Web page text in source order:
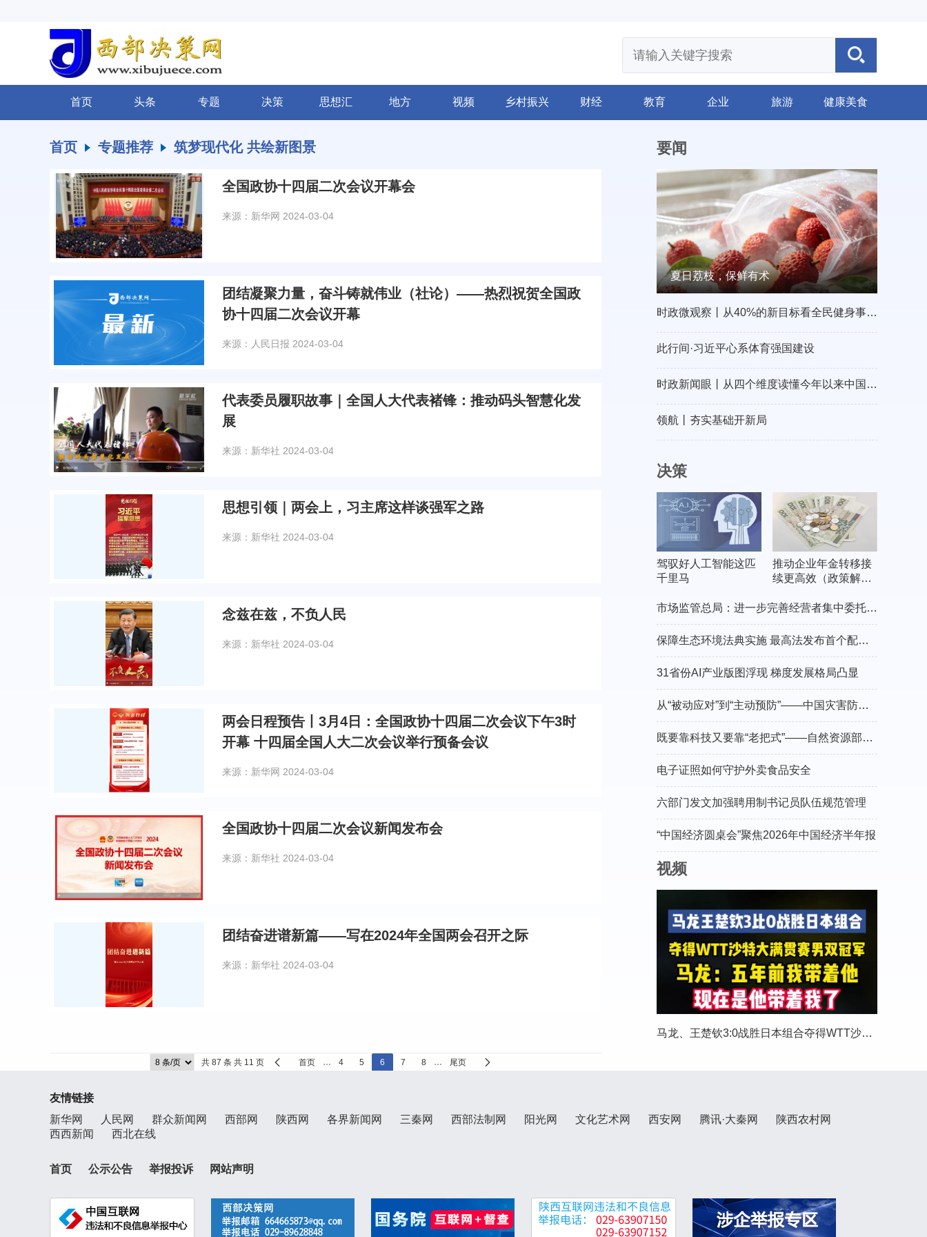
首页 头条 专题 决策 思想汇 地方 视频 乡村振兴 财经 教育 企业 旅游 健康美食
首页 专题推荐 筑梦现代化 共绘新图景
全国政协十四届二次会议开幕会
来源：新华网 2024-03-04
团结凝聚力量，奋斗铸就伟业（社论）——热烈祝贺全国政
协十四届二次会议开幕
来源：人民日报 2024-03-04
代表委员履职故事｜全国人大代表褚锋：推动码头智慧化发
展
来源：新华社 2024-03-04
思想引领｜两会上，习主席这样谈强军之路
来源：新华社 2024-03-04
念兹在兹，不负人民
来源：新华社 2024-03-04
两会日程预告丨3月4日：全国政协十四届二次会议下午3时
开幕 十四届全国人大二次会议举行预备会议
来源：新华网 2024-03-04
全国政协十四届二次会议新闻发布会
来源：新华社 2024-03-04
团结奋进谱新篇——写在2024年全国两会召开之际
来源：新华社 2024-03-04
共 87 条 共 11 页 首页 … 4 5 6 7 8 … 尾页
要闻
夏日荔枝，保鲜有术
时政微观察丨从40%的新目标看全民健身事业高质量发展
此行间·习近平心系体育强国建设
时政新闻眼丨从四个维度读懂今年以来中国元首外交
领航丨夯实基础开新局
决策
驾驭好人工智能这匹
千里马
推动企业年金转移接
续更高效（政策解
市场监管总局：进一步完善经营者集中委托审查制度
保障生态环境法典实施 最高法发布首个配套司法解释
31省份AI产业版图浮现 梯度发展格局凸显
从“被动应对”到“主动预防”——中国灾害防御协会会长郑国光谈防灾减灾的“硬核”守护
既要靠科技又要靠“老把式”——自然资源部有关负责人介绍“十五五”地灾防治工作
电子证照如何守护外卖食品安全
六部门发文加强聘用制书记员队伍规范管理
“中国经济圆桌会”聚焦2026年中国经济半年报
视频
马龙、王楚钦3:0战胜日本组合夺得WTT沙特大满贯
友情链接
新华网
人民网 群众新闻网 西部网 陕西网 各界新闻网 三秦网 西部法制网 阳光网 文化艺术网 西安网 腾讯·大秦网
陕西农村网
西西新闻
西北在线
首页 公示公告 举报投诉 网站声明